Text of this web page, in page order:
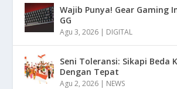
Wajib Punya! Gear Gaming
GG
Agu 3, 2026 | DIGITAL
Seni Toleransi: Sikapi Beda
Dengan Tepat
Agu 2, 2026 | NEWS